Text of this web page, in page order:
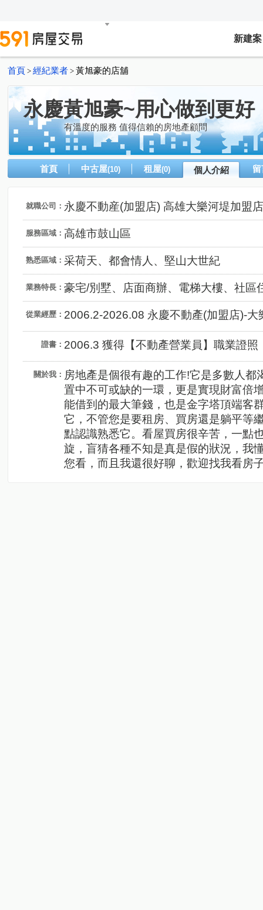
新建案
首頁 > 經紀業者 > 黃旭豪的店舖
永慶黃旭豪~用心做到更好
有溫度的服務 值得信賴的房地產顧問
首頁 中古屋(10) 租屋(0) 個人介紹
就職公司： 永慶不動産(加盟店) 高雄大樂河堤加盟店
服務區域： 高雄市鼓山區
熟悉區域： 采荷天、都會情人、堅山大世紀
業務特長： 豪宅/別墅、店面商辦、電梯大樓、社區
從業經歷： 2006.2-2026.08 永慶不動產(加盟店)-大
證書： 2006.3 獲得【不動產營業員】職業證照
關於我： 房地產是個很有趣的工作!它是多數人都
置中不可或缺的一環，更是實現財富倍
能借到的最大筆錢，也是金字塔頂端客
它，不管您是要租房、買房還是躺平等
點認識熟悉它。看屋買房很辛苦，一點
旋，盲猜各種不知是真是假的狀況，我
您看，而且我還很好聊，歡迎找我看房